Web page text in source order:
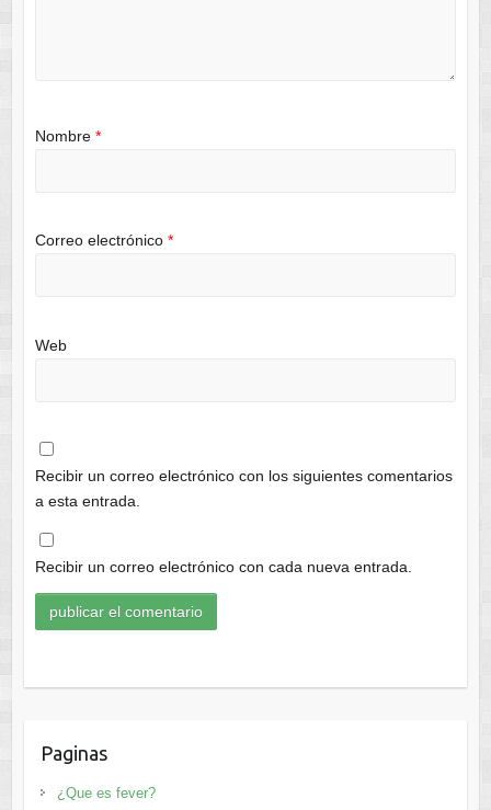
Nombre *
Correo electrónico *
Web
Recibir un correo electrónico con los siguientes comentarios
a esta entrada.
Recibir un correo electrónico con cada nueva entrada.
Paginas
¿Que es fever?